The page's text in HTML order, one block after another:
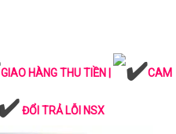
GIAO HÀNG THU TIỀN | CAM
ĐỔI TRẢ LỖI NSX